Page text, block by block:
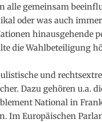
alle gemeinsam
oder was auch
die Wahlbeteiligung
und
Dazu gehören u.a.
National in
Im Europäischen